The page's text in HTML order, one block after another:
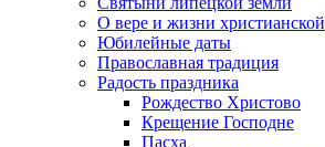
О вере и жизни христианской
Юбилейные даты
Православная традиция
Радость праздника
Рождество Христово
Крещение Господне
Пасха